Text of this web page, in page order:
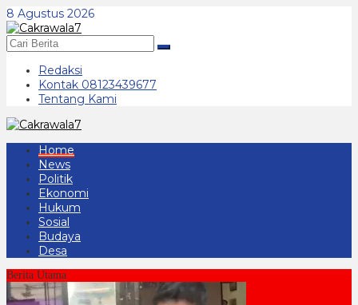
Lewati
ke
konten
8 Agustus 2026
Redaksi
Kontak 08123439677
Tentang Kami
Home
News
Politik
Ekonomi
Hukum
Sosial
Budaya
Desa
Berita Utama